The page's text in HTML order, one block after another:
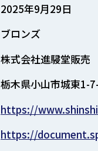
2025年9月29日
ブロンズ
株式会社進駸堂販売
栃木県小山市城東1-
https://
https://